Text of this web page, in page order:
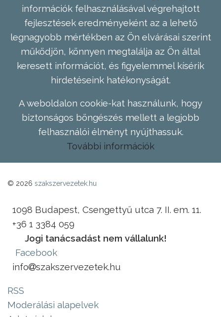
információk felhasználásával végrehajtott
fejlesztések eredményeként az a lehető
legnagyobb mértékben az Ön elvárásai szerint
működjön, könnyen megtalálja az Ön által
keresett információt, és figyelemmel kísérik
hirdetéseink hatékonyságát.
A weboldalon cookie-kat használunk, hogy
biztonságos böngészés mellett a legjobb
felhasználói élményt nyújthassuk.
További információk
© 2026 szakszervezetek.hu
1098 Budapest, Csengettyű utca 7. II. em. 11.
+36 1 3384 059
Jogi tanácsadást nem vállalunk!
Facebook
info
szakszervezetek.hu
RSS
Moderálási alapelvek